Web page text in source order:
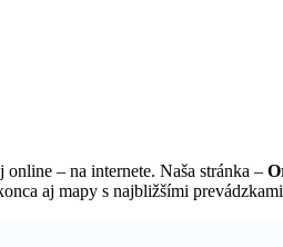
– na internete. Naša stránka –
aj mapy s najbližšími